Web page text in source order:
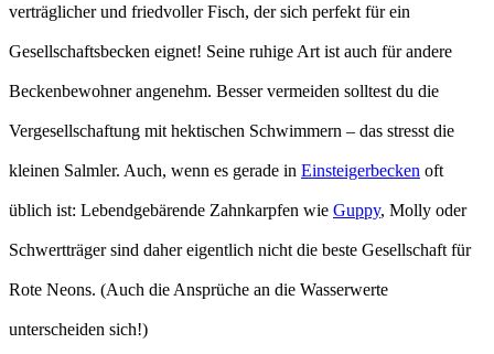
verträglicher und friedvoller Fisch, der sich perfekt für ein
Gesellschaftsbecken eignet! Seine ruhige Art ist auch für andere
Beckenbewohner angenehm. Besser vermeiden solltest du die
Vergesellschaftung mit hektischen Schwimmern – das stresst die
kleinen Salmler. Auch, wenn es gerade in Einsteigerbecken oft
üblich ist: Lebendgebärende Zahnkarpfen wie Guppy, Molly oder
Schwertträger sind daher eigentlich nicht die beste Gesellschaft für
Rote Neons. (Auch die Ansprüche an die Wasserwerte
unterscheiden sich!)